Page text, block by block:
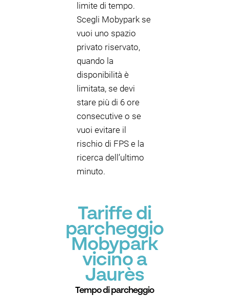
limite di tempo.
Scegli Mobypark se
vuoi uno spazio
privato riservato,
quando la
disponibilità è
limitata, se devi
stare più di 6 ore
consecutive o se
vuoi evitare il
rischio di FPS e la
ricerca dell’ultimo
minuto.
Tariffe di
parcheggio
Mobypark
vicino a
Jaurès
Tempo di parcheggio